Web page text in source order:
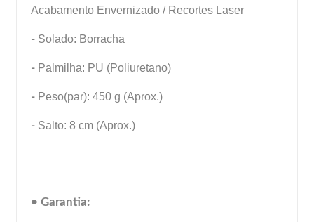
Acabamento Envernizado / Recortes Laser
- Solado: Borracha
- Palmilha: PU (Poliuretano)
- Peso(par): 450 g (Aprox.)
- Salto: 8 cm (Aprox.)
• Garantia: